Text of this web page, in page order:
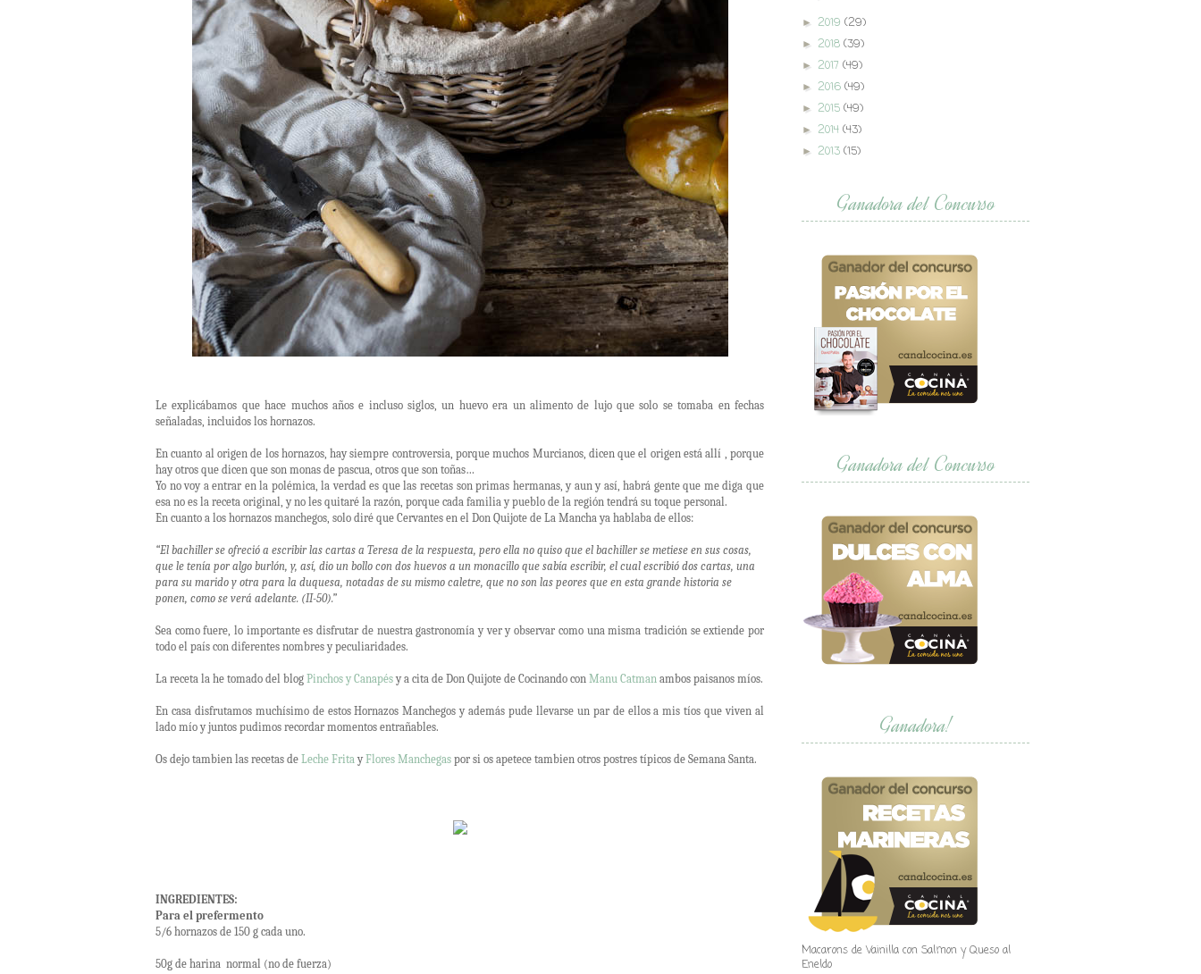
Le explicábamos que hace muchos años e incluso siglos, un huevo era un alimento de lujo que solo se tomaba en fechas
señaladas, incluidos los hornazos.
En cuanto al origen de los hornazos, hay siempre controversia, porque muchos Murcianos, dicen que el origen está allí , porque
hay otros que dicen que son monas de pascua, otros que son toñas…
Yo no voy a entrar en la polémica, la verdad es que las recetas son primas hermanas, y aun y así, habrá gente que me diga que
esa no es la receta original, y no les quitaré la razón, porque cada familia y pueblo de la región tendrá su toque personal.
En cuanto a los hornazos manchegos, solo diré que Cervantes en el Don Quijote de La Mancha ya hablaba de ellos:
“El bachiller se ofreció a escribir las cartas a Teresa de la respuesta, pero ella no quiso que el bachiller se metiese en sus cosas,
que le tenía por algo burlón, y, así, dio un bollo con dos huevos a un monacillo que sabía escribir, el cual escribió dos cartas, una
para su marido y otra para la duquesa, notadas de su mismo caletre, que no son las peores que en esta grande historia se
ponen, como se verá adelante. (II-50).”
Sea como fuere, lo importante es disfrutar de nuestra gastronomía y ver y observar como una misma tradición se extiende por
todo el país con diferentes nombres y peculiaridades.
La receta la he tomado del blog Pinchos y Canapésy a cita de Don Quijote de Cocinando con Manu Catman ambos paisanos míos.
En casa disfrutamos muchísimo de estos Hornazos Manchegos y además pude llevarse un par de ellos a mis tíos que viven al
lado mío y juntos pudimos recordar momentos entrañables.
Os dejo tambien las recetas de Leche Frita yFlores Manchegas por si os apetece tambien otros postres típicos de Semana Santa.
INGREDIENTES:
Para el prefermento
5/6 hornazos de 150 g cada uno.
50g de harina normal (no de fuerza)
► 2019 (29)
► 2018 (39)
► 2017 (49)
► 2016 (49)
► 2015 (49)
► 2014 (43)
► 2013 (15)
Ganadora del Concurso
Ganadora del Concurso
Ganadora!
Macarons de Vainilla con Salmon y Queso al
Eneldo